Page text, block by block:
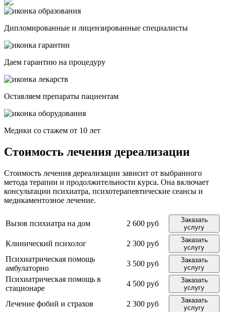
Дипломированные и лицензированные специалисты
Даем гарантию на процедуру
Оставляем препараты пациентам
Медики со стажем от 10 лет
Стоимость лечения дереализации
Стоимость лечения дереализации зависит от выбранного
метода терапии и продолжительности курса. Она включает
консультации психиатра, психотерапевтические сеансы и
медикаментозное лечение.
Вызов психиатра на дом 2 600 руб
Заказать
услугу
Клинический психолог 2 300 руб
Заказать
услугу
Психиатрическая помощь
амбулаторно
3 500 руб
Заказать
услугу
Психиатрическая помощь в
стационаре
4 500 руб
Заказать
услугу
Лечение фобий и страхов 2 300 руб
Заказать
услугу